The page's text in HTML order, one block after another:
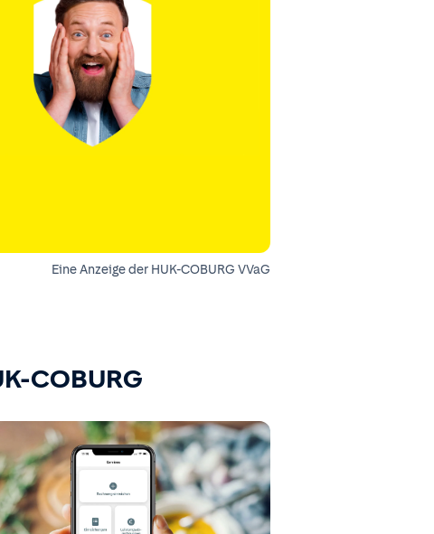
Eine Anzeige der HUK-COBURG VVaG
COBURG